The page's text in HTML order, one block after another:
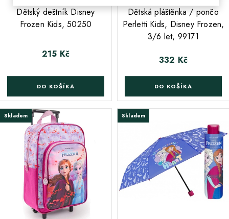
Dětský deštník Disney
Frozen Kids, 50250
Cena
215 Kč
DO KOŠÍKA
;
Dětská pláštěnka / pončo
Perletti Kids, Disney Frozen,
3/6 let, 99171
Cena
332 Kč
DO KOŠÍKA
Skladem Skladem